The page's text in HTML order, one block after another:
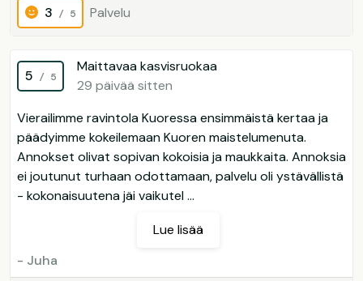
3 / 5 Palvelu
5 / 5
Maittavaa kasvisruokaa
29 päivää sitten
Vierailimme ravintola Kuoressa ensimmäistä kertaa ja
päädyimme kokeilemaan Kuoren maistelumenuta.
Annokset olivat sopivan kokoisia ja maukkaita. Annoksia
ei joutunut turhaan odottamaan, palvelu oli ystävällistä
- kokonaisuutena jäi vaikutel ...
Lue lisää
- Juha